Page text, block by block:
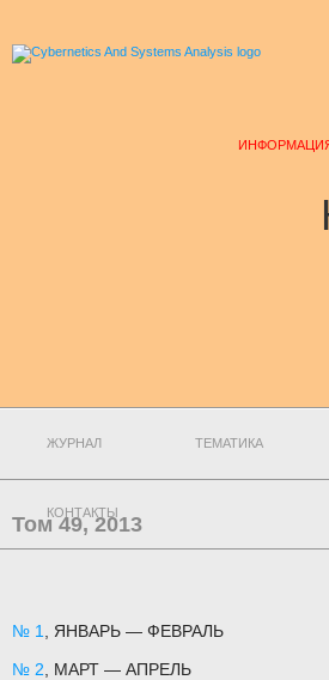
ЖУРНАЛ ТЕМАТИКА
КОНТАКТЫ
Том 49, 2013
№ 1
, ЯНВАРЬ — ФЕВРАЛЬ
№ 2 , МАРТ — АПРЕЛЬ